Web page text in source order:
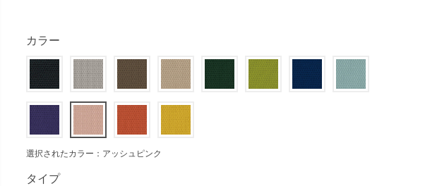
カラー
選択されたカラー：アッシュピンク
タイプ